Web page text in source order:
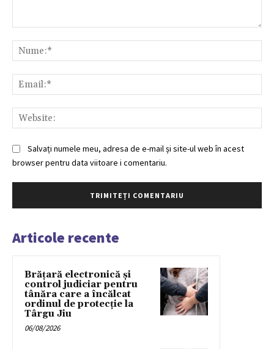
Salvați numele meu, adresa de e-mail și site-ul web în acest
browser pentru data viitoare i comentariu.
Articole recente
Brățară electronică și
control judiciar pentru
tânăra care a încălcat
ordinul de protecție la
Târgu Jiu
06/08/2026